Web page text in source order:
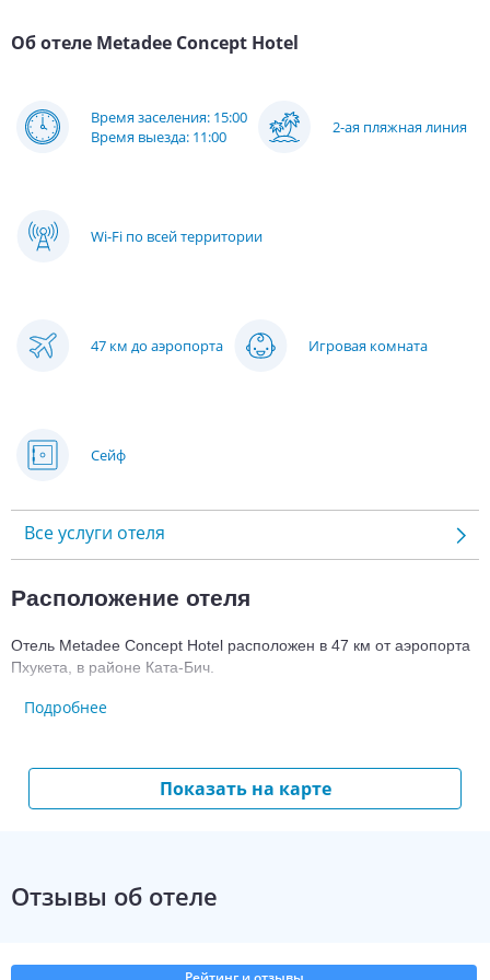
Об отеле Metadee Concept Hotel
Время заселения: 15:00
Время выезда: 11:00
2-ая пляжная линия
Wi-Fi по всей территории
47 км до аэропорта Игровая комната
Сейф
Все услуги отеля
Расположение отеля
Отель Metadee Concept Hotel расположен в 47 км от аэропорта
Пхукета, в районе Ката-Бич.
Номерной фонд гостиницы Metadee
Для размещения предлагается 275 номеров.
санузел с душем или ванной;
фен;
Подробнее
Показать на карте
Отзывы об отеле